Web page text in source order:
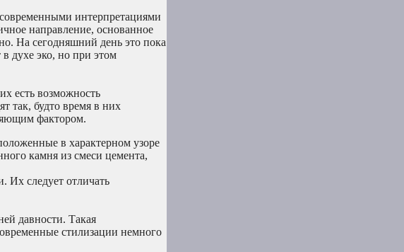
интерпретациями
направление, основанное
На сегодняшний день это пока
духе эко, но при этом
есть возможность
так, будто время в них
фактором.
в характерном узоре
камня из смеси цемента,
Их следует отличать
давности. Такая
стилизации немного